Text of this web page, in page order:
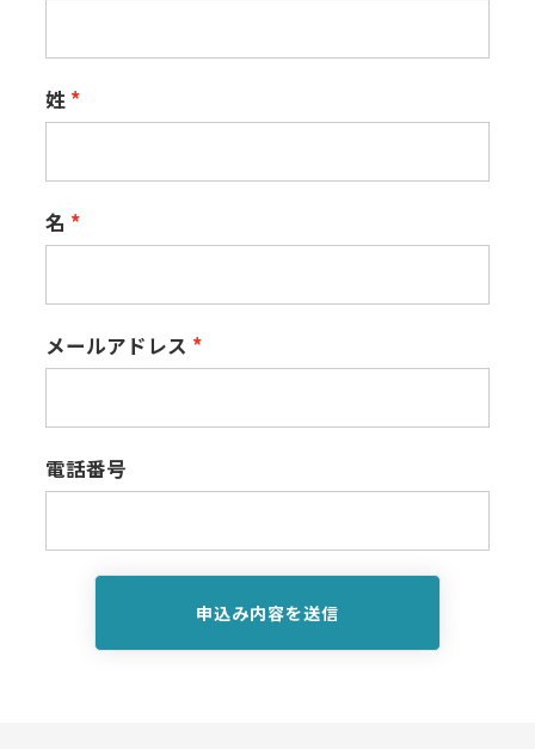
姓
名
メールアドレス
電話番号
申込み内容を送信